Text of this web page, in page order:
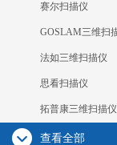
赛尔扫描仪
GOSLAM三维扫
法如三维扫描仪
思看扫描仪
拓普康三维扫描仪
查看全部